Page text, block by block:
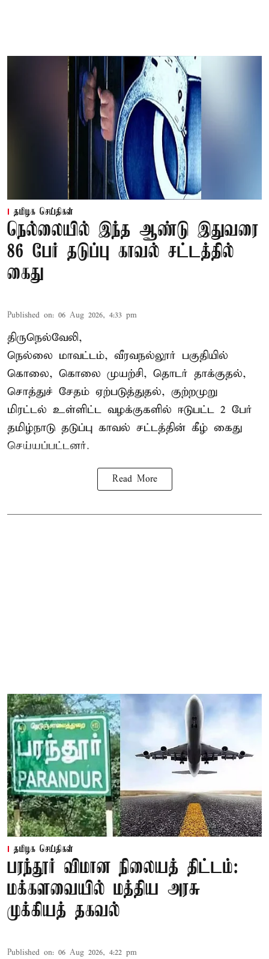
தமிழக செய்திகள்
நெல்லையில் இந்த ஆண்டு இதுவரை
86 பேர் தடுப்பு காவல் சட்டத்தில்
கைது
Published on: 06 Aug 2026, 4:33 pm
திருநெல்வேலி,
நெல்லை மாவட்டம், வீரவநல்லூர் பகுதியில்
கொலை, கொலை முயற்சி, தொடர் தாக்குதல்,
சொத்துச் சேதம் ஏற்படுத்துதல், குற்றமுறு
மிரட்டல் உள்ளிட்ட வழக்குகளில் ஈடுபட்ட 2 பேர்
தமிழ்நாடு தடுப்பு காவல் சட்டத்தின் கீழ் கைது
செய்யப்பட்டனர்.
Read More
தமிழக செய்திகள்
பரந்தூர் விமான நிலையத் திட்டம்:
மக்களவையில் மத்திய அரசு
முக்கியத் தகவல்
Published on: 06 Aug 2026, 4:22 pm